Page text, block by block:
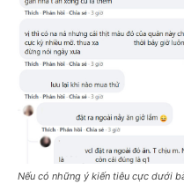
Nếu có những ý kiến tiêu cực dưới